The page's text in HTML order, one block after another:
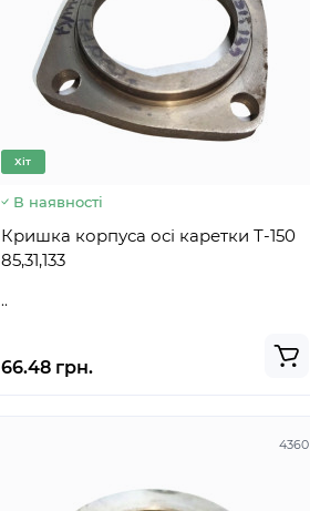
Хіт
В наявності
Кришка корпуса осі каретки Т-150
85,31,133
..
66.48 грн.
4360